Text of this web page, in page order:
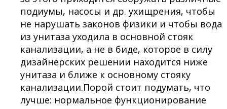
подиумы, насосы и др. ухищрения, чтобы
не нарушать законов физики и чтобы вода
из унитаза уходила в основной стояк
канализации, а не в биде, которое в силу
дизайнерских решении находится ниже
унитаза и ближе к основному стояку
канализации.Порой стоит подумать, что
лучше: нормальное функционирование